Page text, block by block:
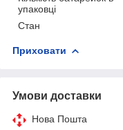
упаковці
Стан
Приховати
Умови доставки
Нова Пошта